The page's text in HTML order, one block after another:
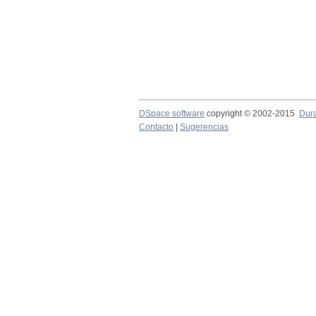
DSpace software copyright © 2002-2015
Contacto
Sugerencias